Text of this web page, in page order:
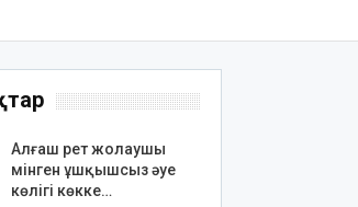
Алғаш рет жолаушы
мінген ұшқышсыз әуе
көлігі көкке…